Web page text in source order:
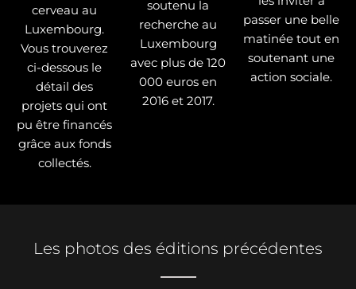
cerveau au
Luxembourg.
Vous trouverez
ci-dessous le
détail des
projets qui ont
pu être financés
grâce aux fonds
collectés.
soutenu la
recherche au
Luxembourg
avec plus de 120
000 euros en
2016 et 2017.
passer une belle
matinée tout en
soutenant une
action sociale.
Les photos des éditions précédentes